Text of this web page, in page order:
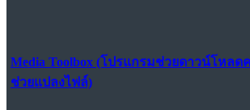
Media Toolbox (โปรแกรมช่วยดาวน์โหลด
ช่วยแปลงไฟล์)